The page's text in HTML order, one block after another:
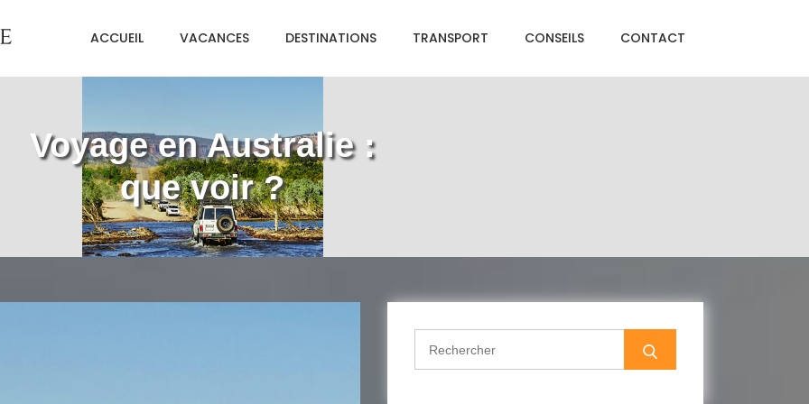
ACCUEIL VACANCES DESTINATIONS TRANSPORT CONSEILS CONTACT
Voyage en Australie :
que voir ?